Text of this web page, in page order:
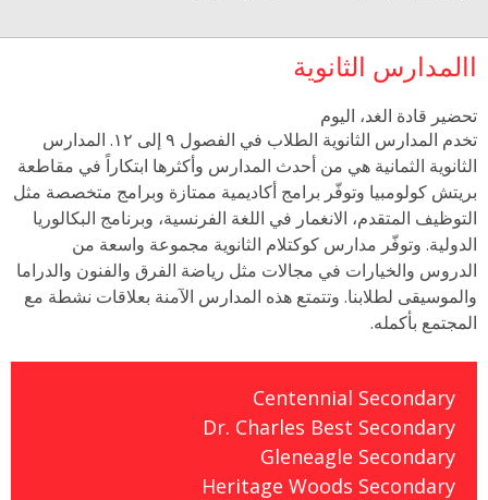
االمدارس الثانوية
تحضير قادة الغد، اليوم
تخدم المدارس الثانوية الطلاب في الفصول ٩ إلى ١٢. المدارس
الثانوية الثمانية هي من أحدث المدارس وأكثرها ابتكاراً في مقاطعة
بريتش كولومبيا وتوفّر برامج أكاديمية ممتازة وبرامج متخصصة مثل
التوظيف المتقدم، الانغمار في اللغة الفرنسية، وبرنامج البكالوريا
الدولية. وتوفّر مدارس كوكتلام الثانوية مجموعة واسعة من
الدروس والخيارات في مجالات مثل رياضة الفرق والفنون والدراما
والموسيقى لطلابنا. وتتمتع هذه المدارس الآمنة بعلاقات نشطة مع
المجتمع بأكمله.
Centennial Secondary
Dr. Charles Best Secondary
Gleneagle Secondary
Heritage Woods Secondary